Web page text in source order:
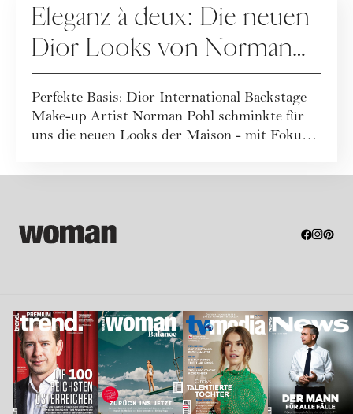
Eleganz à deux: Die neuen
Dior Looks von Norman
Pohl
Perfekte Basis: Dior International Backstage
Make-up Artist Norman Pohl schminkte für
uns die neuen Looks der Maison - mit Fokus